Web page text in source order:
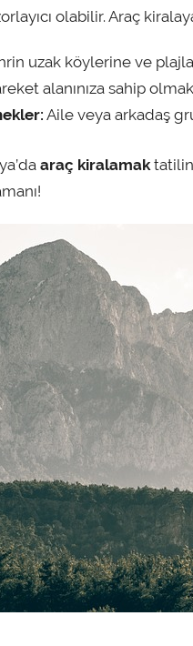
olabilir. Araç
uzak köylerine ve
alanınıza sahip
Aile veya arkadaş
araç kiralamak